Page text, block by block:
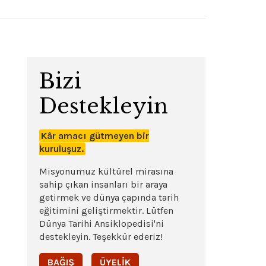
Bizi
Destekleyin
Kâr amacı gütmeyen bir
kuruluşuz.
Misyonumuz kültürel mirasına
sahip çıkan insanları bir araya
getirmek ve dünya çapında tarih
eğitimini geliştirmektir. Lütfen
Dünya Tarihi Ansiklopedisi'ni
destekleyin. Teşekkür ederiz!
BAĞIŞ ÜYELIK